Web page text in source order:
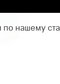
по нашему